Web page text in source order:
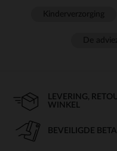
LEVERING,
WINKEL
BEVEILIGDE